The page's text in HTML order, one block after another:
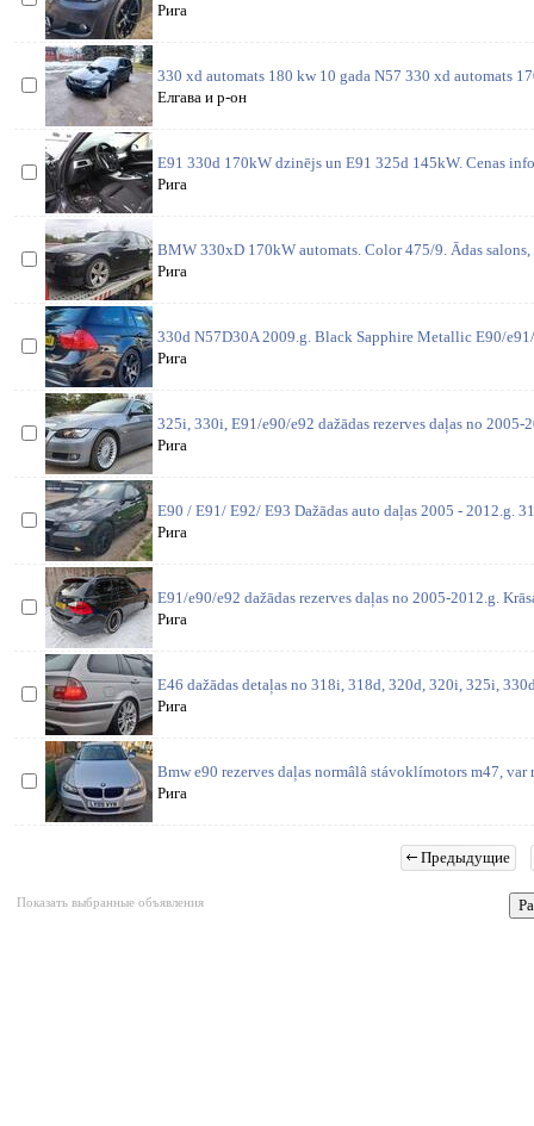
Рига
330 xd automats 180 kw 10 gada N57 330 xd automats
Елгава и р-он
E91 330d 170kW dzinējs un E91 325d 145kW. Cenas
Рига
BMW 330xD 170kW automats. Color 475/9. Ādas
Рига
330d N57D30A 2009.g. Black Sapphire Metallic E90/e91/
Рига
325i, 330i, E91/e90/e92 dažādas rezerves daļas no 2005-
Рига
E90 / E91/ E92/ E93 Dažādas auto daļas 2005 - 2012.g.
Рига
E91/e90/e92 dažādas rezerves daļas no 2005-2012.g.
Рига
E46 dažādas detaļas no 318i, 318d, 320d, 320i, 325i,
Рига
Bmw e90 rezerves daļas normâlâ stávoklímotors m47, var
Рига
Предыдущие
Показать выбранные объявления